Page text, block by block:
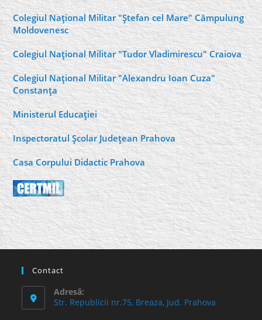
Colegiul Naţional Militar "Ştefan cel Mare" Câmpulung
Moldovenesc
Colegiul Naţional Militar "Tudor Vladimirescu" Craiova
Colegiul Naţional Militar "Alexandru Ioan Cuza"
Constanţa
Ministerul Educaţiei
Inspectoratul Şcolar Judeţean Prahova
Casa Corpului Didactic Prahova
Contact
Adresă:
Str. Republicii nr.75, Breaza, Jud. Prahova